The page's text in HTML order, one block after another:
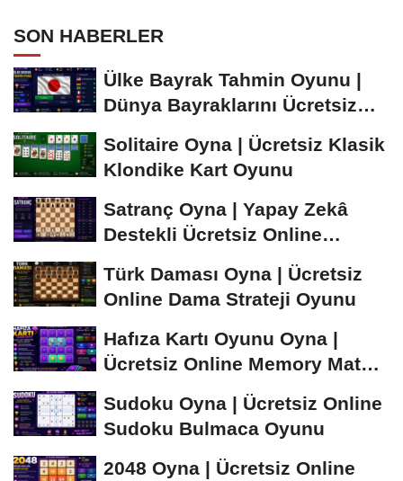
SON HABERLER
Ülke Bayrak Tahmin Oyunu |
Dünya Bayraklarını Ücretsiz
Solitaire Oyna | Ücretsiz Klasik
Klondike Kart Oyunu
Satranç Oyna | Yapay Zekâ
Destekli Ücretsiz Online
Türk Daması Oyna | Ücretsiz
Online Dama Strateji Oyunu
Hafıza Kartı Oyunu Oyna |
Ücretsiz Online Memory Match
Sudoku Oyna | Ücretsiz Online
Sudoku Bulmaca Oyunu
2048 Oyna | Ücretsiz Online